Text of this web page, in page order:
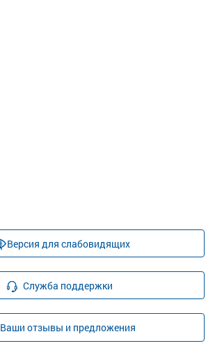
Версия для слабовидящих
Служба поддержки
Ваши отзывы и предложения